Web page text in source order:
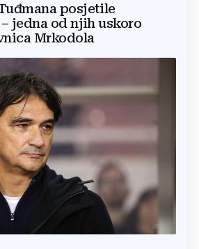
posjetile
jedna od njih uskoro
Mrkodola